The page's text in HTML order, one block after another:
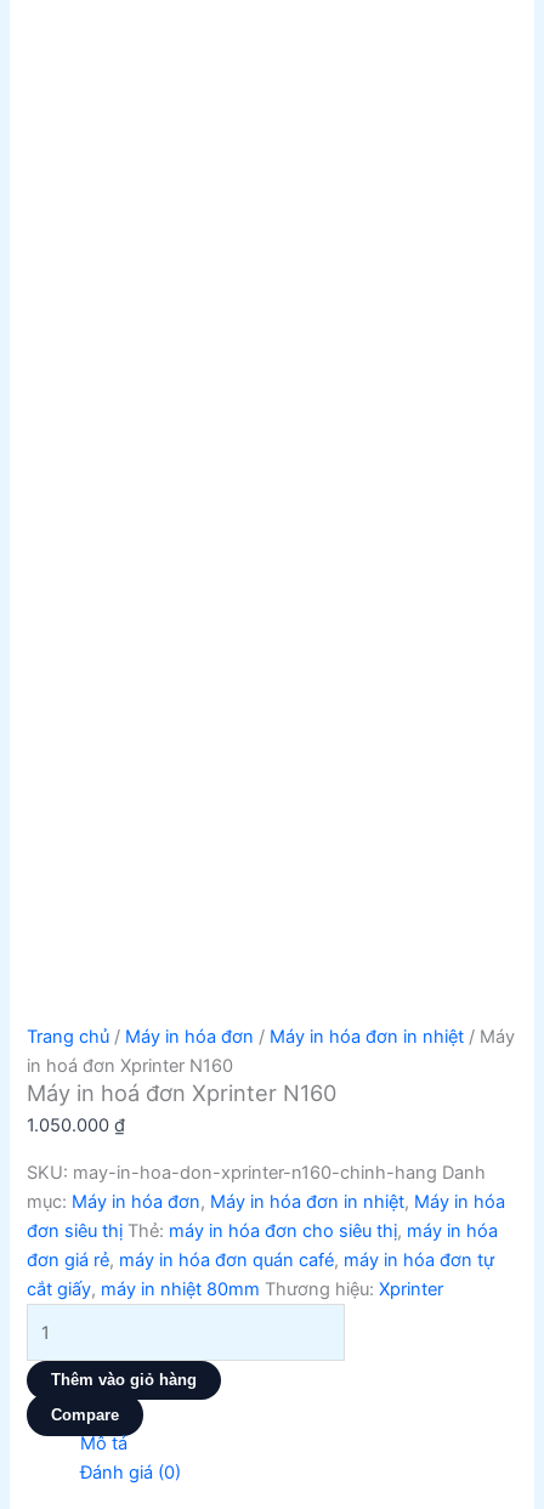
Trang chủ / Máy in hóa đơn / Máy in hóa đơn in nhiệt / Máy
in hoá đơn Xprinter N160
Máy in hoá đơn Xprinter N160
1.050.000₫
SKU: may-in-hoa-don-xprinter-n160-chinh-hang Danh
mục: Máy in hóa đơn, Máy in hóa đơn in nhiệt, Máy in hóa
đơn siêu thị Thẻ: máy in hóa đơn cho siêu thị, máy in hóa
đơn giá rẻ, máy in hóa đơn quán café, máy in hóa đơn tự
cắt giấy, máy in nhiệt 80mm Thương hiệu:Xprinter
Thêm vào giỏ hàng
Compare
Mô tả
Đánh giá (0)